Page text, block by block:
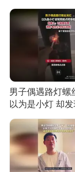
震惊 （视频来
消息）
男子偶遇路灯螺
以为是小灯 却
燃香烟 当事人
处理